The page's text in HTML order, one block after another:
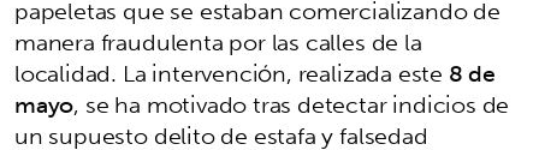
papeletas que se estaban comercializando de
manera fraudulenta por las calles de la
localidad. La intervención, realizada este 8 de
mayo, se ha motivado tras detectar indicios de
un supuesto delito de estafa y falsedad